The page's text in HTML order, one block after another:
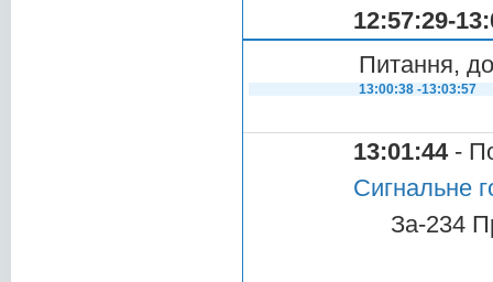
12:57:29-
Питання,
13:00:38 -13:03:57
13:01:44-
Сигнальне
За-234